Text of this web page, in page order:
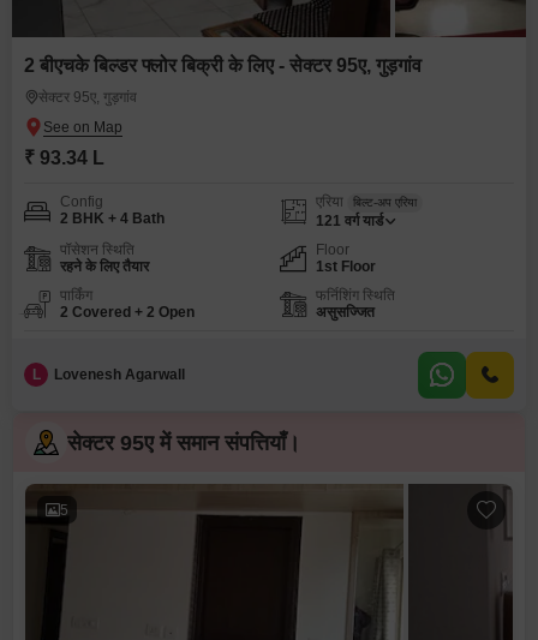
2 बीएचके बिल्डर फ्लोर बिक्री के लिए - सेक्टर 95ए, गुड़गांव
सेक्टर 95ए, गुड़गांव
₹ 93.34 L
Config
2 BHK + 4 Bath
एरिया बिल्ट-अप एरिया
121 वर्ग यार्ड
पॉसेशन स्थिति
रहने के लिए तैयार
Floor
1st Floor
पार्किंग
2 Covered + 2 Open
फर्निशिंग स्थिति
असुसज्जित
L Lovenesh Agarwall
सेक्टर 95ए में समान संपत्तियाँ।
5